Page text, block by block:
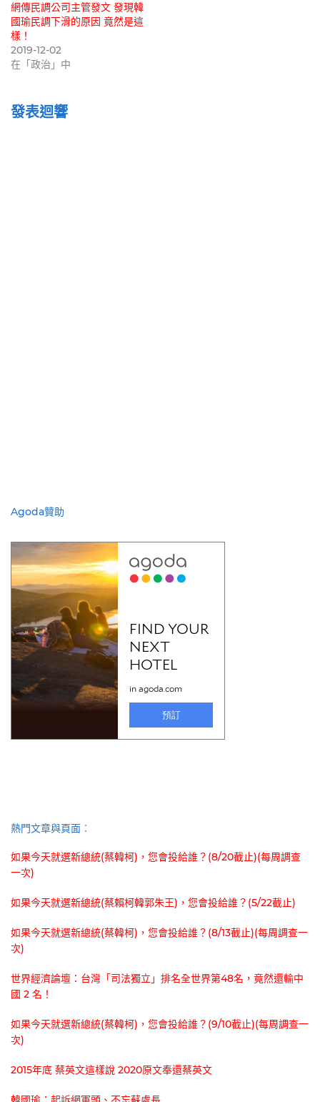
網傳民調公司主管發文 發現韓
國瑜民調下滑的原因 竟然是這
樣！
2019-12-02
在「政治」中
發表迴響
Agoda贊助
熱門文章與頁面︰
如果今天就選新總統(蔡韓柯)，您會投給誰？(8/20截止)(每周調查
一次)
如果今天就選新總統(蔡賴柯韓郭朱王)，您會投給誰？(5/22截止)
如果今天就選新總統(蔡韓柯)，您會投給誰？(8/13截止)(每周調查一
次)
世界經濟論壇：台灣「司法獨立」排名全世界第48名，竟然還輸中
國 2 名！
如果今天就選新總統(蔡韓柯)，您會投給誰？(9/10截止)(每周調查一
次)
2015年底 蔡英文這樣說 2020原文奉還蔡英文